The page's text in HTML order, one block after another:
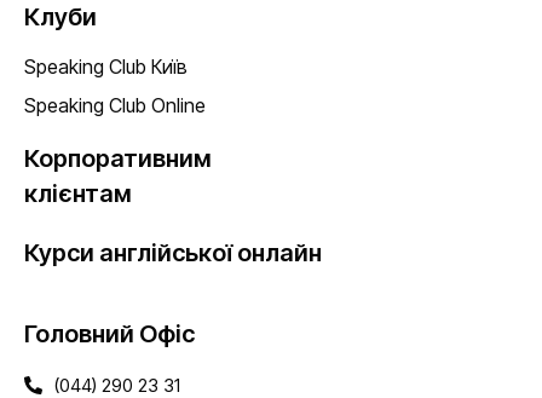
Клуби
Speaking Club Київ
Speaking Club Online
Корпоративним
клієнтам
Курси англійської онлайн
Головний Офіс
(044) 290 23 31